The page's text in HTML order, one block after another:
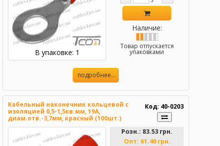
В упаковке: 1
Наличие:
Товар отпускается
упаковками
подробнее...
Кабельный наконечник кольцевой с
изоляцией 0,5-1,5кв.мм, 19А,
диам.отв.-3,7мм, красный (100шт.)
(RVM1.25-3.5), Tcom
Код: 40-0203
Розн.: 83.53 грн.
Опт: 61.40 грн.